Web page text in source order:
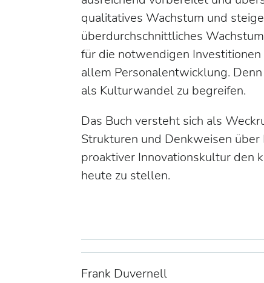
qualitatives Wachstum und
überdurchschnittliches
für die notwendigen
allem Personalentwicklung.
als Kulturwandel zu begreifen.
Das Buch versteht sich als
Strukturen und Denkweisen
proaktiver Innovationskultur den
heute zu stellen.
Frank Duvernell